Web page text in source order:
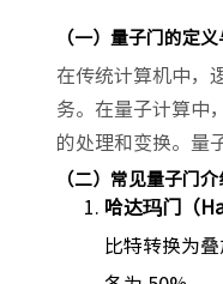
（一）量子门的定
在传统计算机中，
务。在量子计算中
的处理和变换。量
（二）常见量子门
哈达玛门（
比特转换为